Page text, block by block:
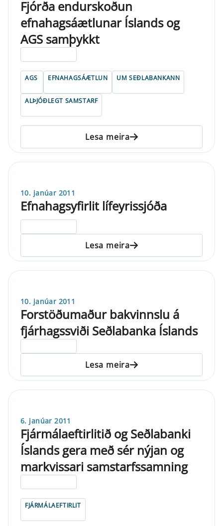
Fjórða endurskoðun
efnahagsáætlunar Íslands og
AGS samþykkt
AGS EFNAHAGSÁÆTLUN UM SEÐLABANKANN
ALÞJÓÐLEGT SAMSTARF
Lesa meira
10. janúar 2011
Efnahagsyfirlit lífeyrissjóða
Lesa meira
10. janúar 2011
Forstöðumaður bakvinnslu á
fjárhagssviði Seðlabanka Íslands
Lesa meira
6. janúar 2011
Fjármálaeftirlitið og Seðlabanki
Íslands gera með sér nýjan og
markvissari samstarfssamning
FJÁRMÁLAEFTIRLIT